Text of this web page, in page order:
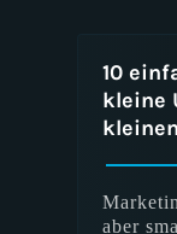
10
kleine
aber